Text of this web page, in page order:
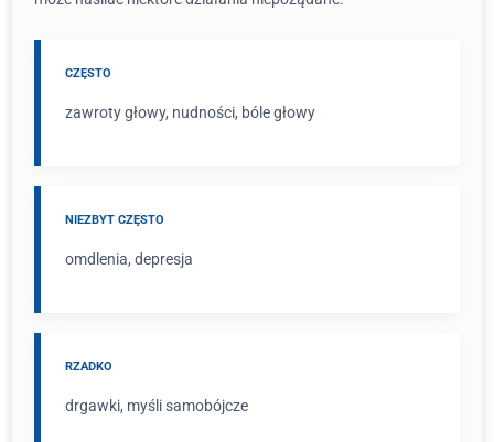
CZĘSTO
zawroty głowy, nudności, bóle głowy
NIEZBYT CZĘSTO
omdlenia, depresja
RZADKO
drgawki, myśli samobójcze